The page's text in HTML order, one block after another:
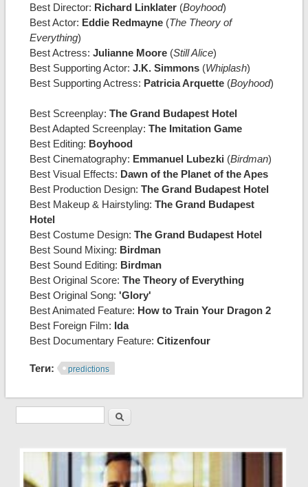
Best Director: Richard Linklater(Boyhood)
Best Actor: Eddie Redmayne(The Theory of
Everything)
Best Actress: Julianne Moore(Still Alice)
Best Supporting Actor: J.K. Simmons(Whiplash)
Best Supporting Actress: Patricia Arquette(Boyhood)
Best Screenplay: The Grand Budapest Hotel
Best Adapted Screenplay: The Imitation Game
Best Editing: Boyhood
Best Cinematography: Emmanuel Lubezki (Birdman)
Best Visual Effects: Dawn of the Planet of the Apes
Best Production Design: The Grand Budapest Hotel
Best Makeup & Hairstyling: The Grand Budapest
Hotel
Best Costume Design: The Grand Budapest Hotel
Best Sound Mixing: Birdman
Best Sound Editing: Birdman
Best Original Score: The Theory of Everything
Best Original Song: 'Glory'
Best Animated Feature: How to Train Your Dragon 2
Best Foreign Film: Ida
Best Documentary Feature: Citizenfour
Теги: predictions